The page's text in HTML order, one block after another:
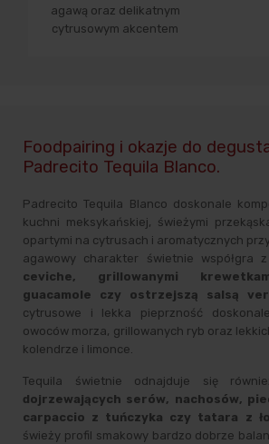
agawą oraz delikatnym
cytrusowym akcentem
Foodpairing i okazje do
Padrecito Tequila Blanco.
Padrecito Tequila Blanco doskonale
kuchni meksykańskiej, świeżymi
opartymi na cytrusach i aromatycznych
agawowy charakter świetnie współgra z
ceviche, grillowanymi
guacamole czy ostrzejszą salsą
cytrusowe i lekka pieprzność
owoców morza, grillowanych ryb oraz
kolendrze i limonce.
Tequila świetnie odnajduje się
dojrzewających serów, nachosów,
carpaccio z tuńczyka czy tatara z
świeży profil smakowy bardzo dobrze